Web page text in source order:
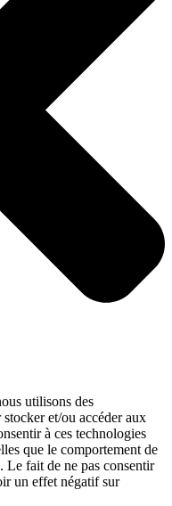
utilisons des
et/ou accéder aux
à ces technologies
que le comportement de
Le fait de ne pas consentir
un effet négatif sur